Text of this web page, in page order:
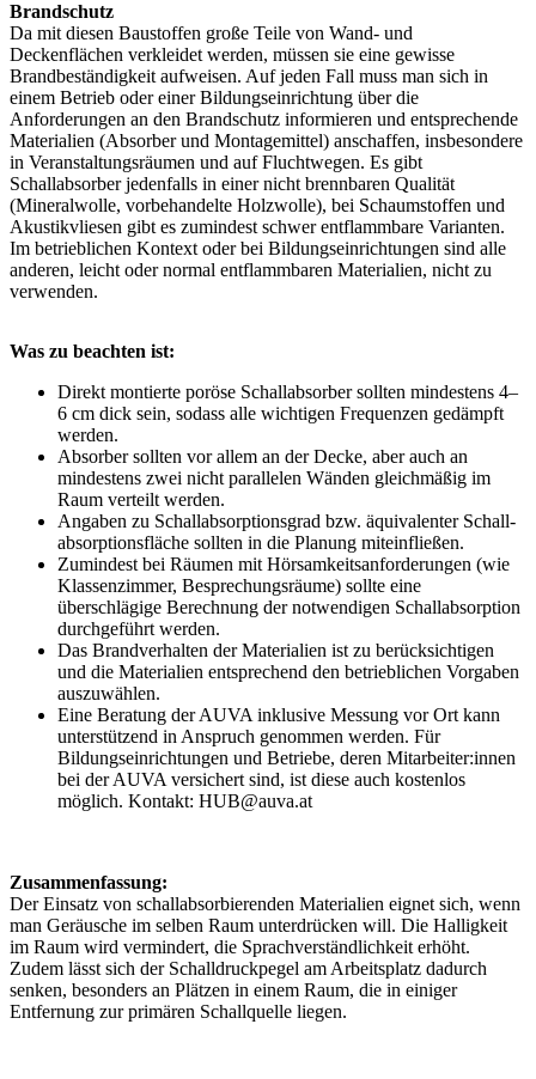
Brandschutz
Da mit diesen Baustoffen große Teile von Wand- und
Deckenflächen verkleidet werden, müssen sie eine gewisse
Brandbeständigkeit aufweisen. Auf jeden Fall muss man sich in
einem Betrieb oder einer Bildungseinrichtung über die
Anforderungen an den Brandschutz informieren und entsprechende
Materialien (Absorber und Montagemittel) anschaffen, insbesondere
in Veranstaltungsräumen und auf Fluchtwegen. Es gibt
Schallabsorber jedenfalls in einer nicht brennbaren Qualität
(Mineralwolle, vorbehandelte Holzwolle), bei Schaumstoffen und
Akustikvliesen gibt es zumindest schwer entflammbare Varianten.
Im betrieblichen Kontext oder bei Bildungseinrichtungen sind alle
anderen, leicht oder normal entflammbaren Materialien, nicht zu
verwenden.
Was zu beachten ist:
Direkt montierte poröse Schallabsorber sollten mindestens 4–
6 cm dick sein, sodass alle wichtigen Frequenzen gedämpft
werden.
Absorber sollten vor allem an der Decke, aber auch an
mindestens zwei nicht parallelen Wänden gleichmäßig im
Raum verteilt werden.
Angaben zu Schallabsorptionsgrad bzw. äquivalenter Schall­
absorptionsfläche sollten in die Planung miteinfließen.
Zumindest bei Räumen mit Hörsamkeitsanforderungen (wie
Klassenzimmer, Besprechungsräume) sollte eine
überschlägige Berechnung der notwendigen Schallabsorption
durchgeführt werden.
Das Brandverhalten der Materialien ist zu berücksichtigen
und die Materialien entsprechend den betrieblichen Vorgaben
auszuwählen.
Eine Beratung der AUVA inklusive Messung vor Ort kann
unterstützend in Anspruch genommen werden. Für
Bildungseinrichtungen und Betriebe, deren Mitarbeiter:innen
bei der AUVA versichert sind, ist diese auch kostenlos
möglich. Kontakt: HUB@auva.at
Zusammenfassung:
Der Einsatz von schallabsorbierenden Materialien eignet sich, wenn
man Geräusche im selben Raum unterdrücken will. Die Halligkeit
im Raum wird vermindert, die Sprachverständlichkeit erhöht.
Zudem lässt sich der Schalldruckpegel am Arbeitsplatz dadurch
senken, besonders an Plätzen in einem Raum, die in einiger
Entfernung zur primären Schallquelle liegen.